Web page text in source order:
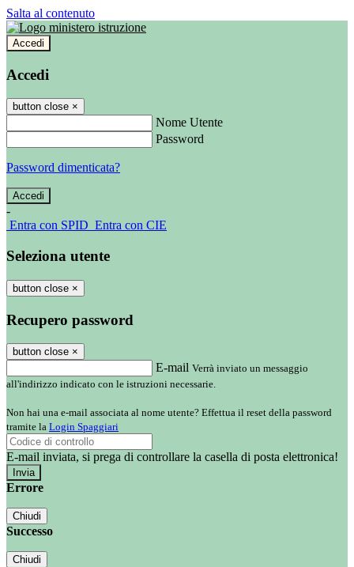
Salta al contenuto
Accedi
Accedi
button close ×
Nome Utente
Password
Password dimenticata?
-
Entra con SPID Entra con CIE
Seleziona utente
button close ×
Recupero password
button close ×
E-mail Verrà inviato un messaggio
all'indirizzo indicato con le istruzioni necessarie.
Non hai una e-mail associata al nome utente? Effettua il reset della password
tramite la Login Spaggiari
E-mail inviata, si prega di controllare la casella di posta elettronica!
Errore
Chiudi
Successo
Chiudi